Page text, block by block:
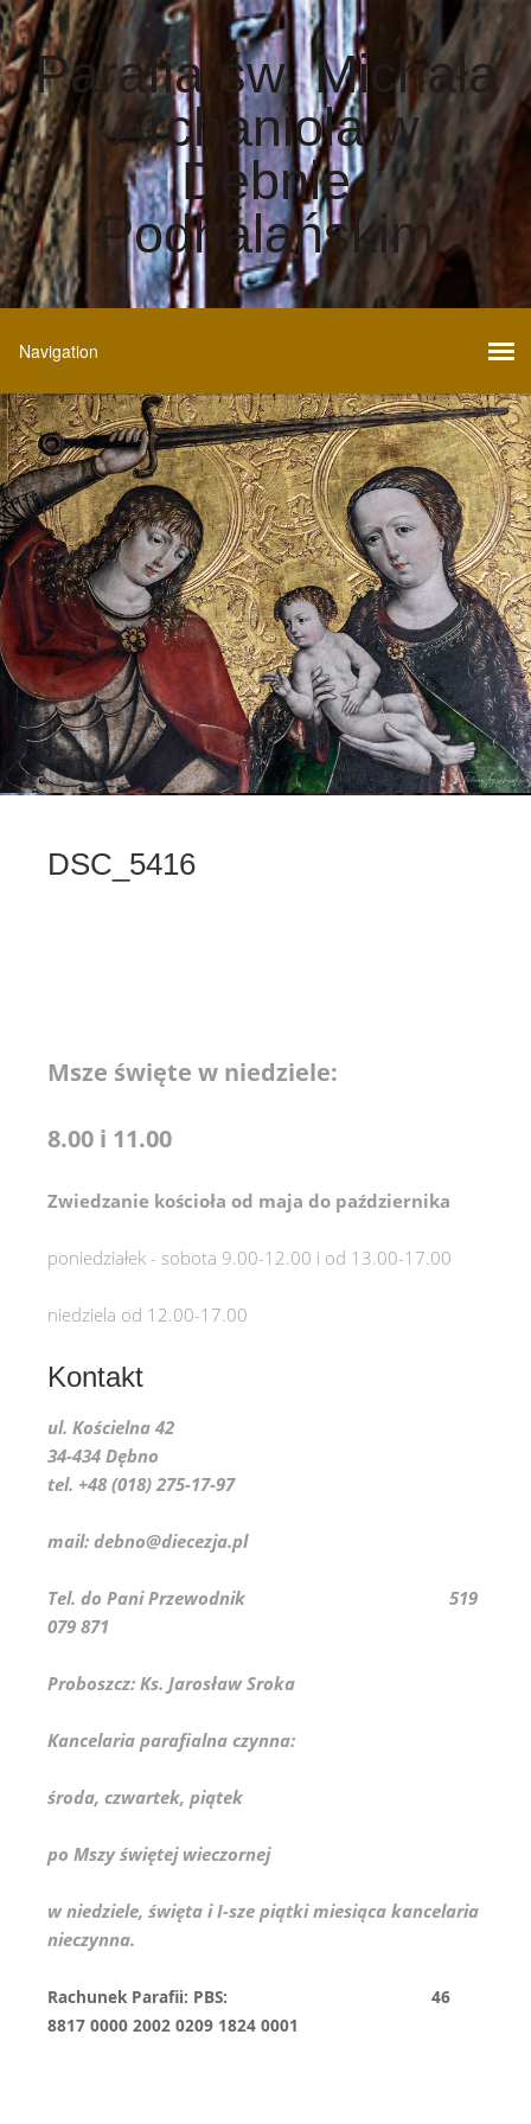
Parafia św. Michała
Archanioła w
Dębnie
Podhalańskim
DSC_5416
Msze święte w niedziele:
8.00 i 11.00
Zwiedzanie kościoła od maja do października
poniedziałek - sobota 9.00-12.00 i od 13.00-17.00
niedziela od 12.00-17.00
Kontakt
ul. Kościelna 42
34-434 Dębno
tel. +48 (018) 275-17-97
mail: debno@diecezja.pl
Tel. do Pani Przewodnik 519
079 871
Proboszcz: Ks. Jarosław Sroka
Kancelaria parafialna czynna:
środa, czwartek, piątek
po Mszy świętej wieczornej
w niedziele, święta i I-sze piątki miesiąca kancelaria
nieczynna.
Rachunek Parafii: PBS: 46
8817 0000 2002 0209 1824 0001